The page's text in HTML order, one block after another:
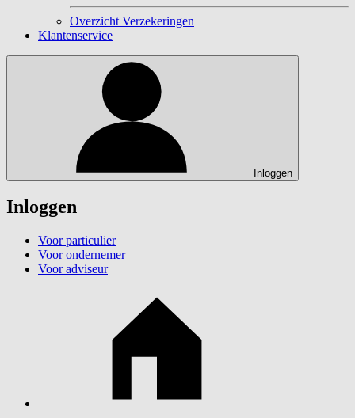
Overzicht Verzekeringen
Klantenservice
Inloggen
Inloggen
Voor particulier
Voor ondernemer
Voor adviseur